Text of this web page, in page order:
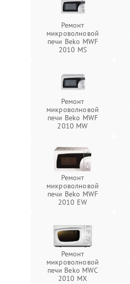
Ремонт
микроволновой
печи Beko MWF
2010 MS
Ремонт
микроволновой
печи Beko MWF
2010 MW
Ремонт
микроволновой
печи Beko MWF
2010 EW
Ремонт
микроволновой
печи Beko MWC
2010 MX